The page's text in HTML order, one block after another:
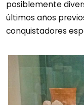
posiblemente
últimos años
conquistadores